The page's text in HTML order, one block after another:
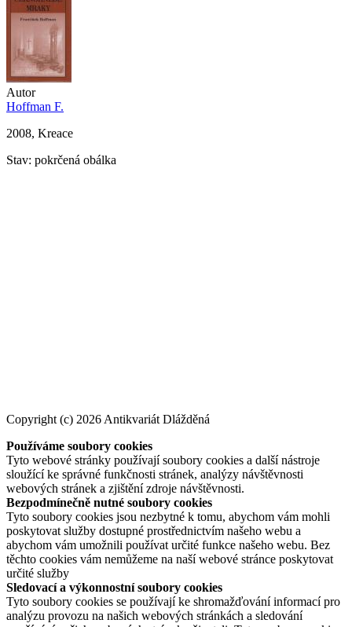
Autor
Hoffman F.
2008, Kreace
Stav: pokrčená obálka
Copyright (c) 2026 Antikvariát Dlážděná
Používáme soubory cookies
Tyto webové stránky používají soubory cookies a další nástroje
sloužící ke správné funkčnosti stránek, analýzy návštěvnosti
webových stránek a zjištění zdroje návštěvnosti.
Bezpodmínečně nutné soubory cookies
Tyto soubory cookies jsou nezbytné k tomu, abychom vám mohli
poskytovat služby dostupné prostřednictvím našeho webu a
abychom vám umožnili používat určité funkce našeho webu. Bez
těchto cookies vám nemůžeme na naší webové stránce poskytovat
určité služby
Sledovací a výkonnostní soubory cookies
Tyto soubory cookies se používají ke shromažďování informací pro
analýzu provozu na našich webových stránkách a sledování